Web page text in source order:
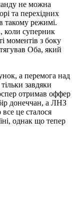
не можна
та перехідних
такому режимі.
коли суперник
моментів з боку
Оба, який
а перемога над
завдяки
отримав оффер
донеччан, а ЛНЗ
це сталося
однак що тепер